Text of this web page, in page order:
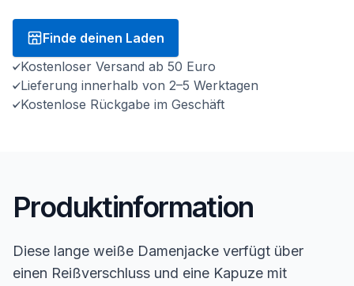
Finde deinen Laden
Kostenloser Versand ab 50 Euro
Lieferung innerhalb von 2–5 Werktagen
Kostenlose Rückgabe im Geschäft
Produktinformation
Diese lange weiße Damenjacke verfügt über
einen Reißverschluss und eine Kapuze mit